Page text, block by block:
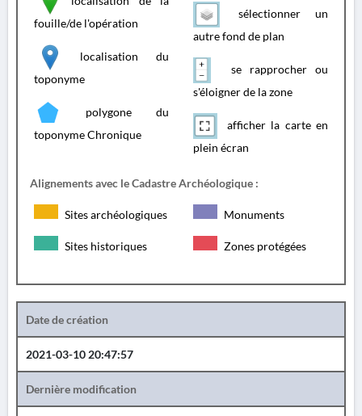
fouille/de l'opération
localisation du
toponyme
polygone du
toponyme Chronique
sélectionner un
autre fond de plan
se rapprocher ou
s'éloigner de la zone
afficher la carte en
plein écran
Alignements avec le Cadastre Archéologique :
Sites archéologiques Monuments
Sites historiques Zones protégées
Date de création
2021-03-10 20:47:57
Dernière modification